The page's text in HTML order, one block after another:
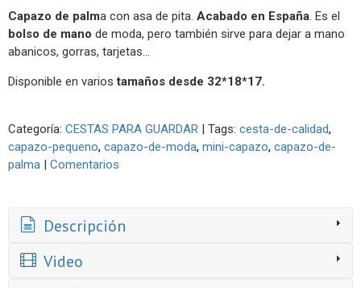
Capazo de palma con asa de pita. Acabado en España . Es el
bolso de mano de moda, pero también sirve para dejar a mano
abanicos, gorras, tarjetas...
Disponible en varios tamaños desde 32*18*17.
Categoría: CESTAS PARA GUARDAR | Tags: cesta-de-calidad
capazo-pequeno capazo-de-moda mini-capazo capazo-de-
palma | Comentarios
Descripción
Video